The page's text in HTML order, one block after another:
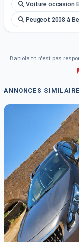
Voiture occasion
Peugeot 2008 à
Baniola.tn n'est pas
ANNONCES